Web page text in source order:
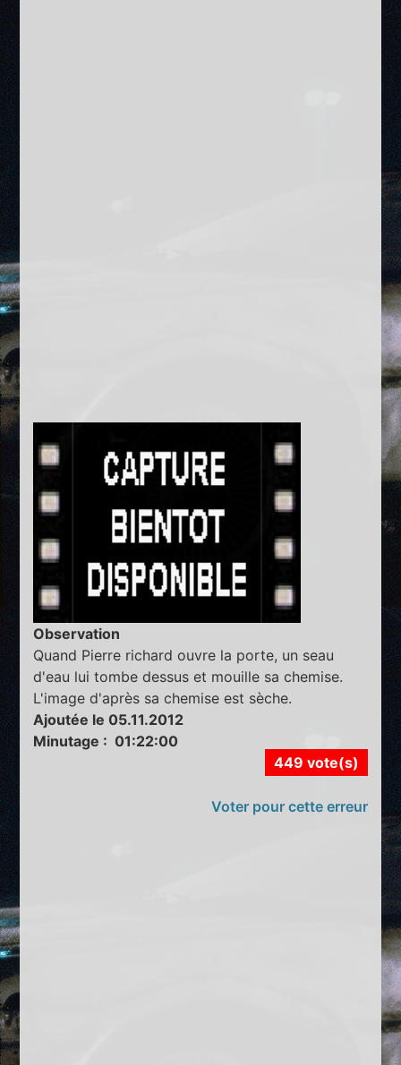
Observation
Quand Pierre richard ouvre la porte, un seau
d'eau lui tombe dessus et mouille sa chemise.
L'image d'après sa chemise est sèche.
Ajoutée le 05.11.2012
Minutage : 01:22:00
449 vote(s)
Voter pour cette erreur